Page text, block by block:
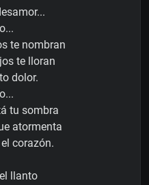
te nombran
te lloran
dolor.
tu sombra
atormenta
corazón.
llanto